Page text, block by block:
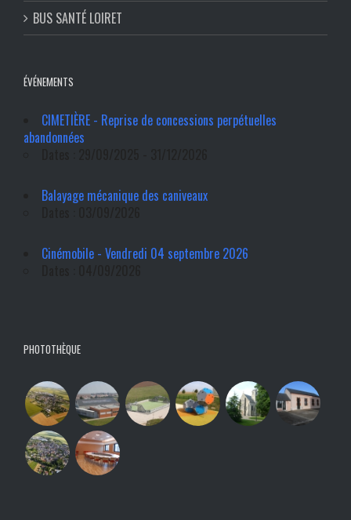
BUS SANTÉ LOIRET
ÉVÉNEMENTS
CIMETIÈRE - Reprise de concessions perpétuelles
abandonnées
Balayage mécanique des caniveaux
Cinémobile - Vendredi 04 septembre 2026
PHOTOTHÈQUE